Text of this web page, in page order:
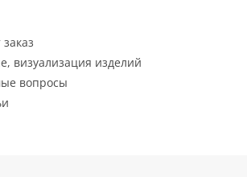
визуализация изделий
вопросы